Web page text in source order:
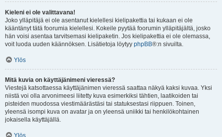
Kieleni ei ole valittavana!
Joko ylläpitäjä ei ole asentanut kielellesi kielipakettia tai kukaan ei ole
kääntänyt tätä foorumia kielellesi. Kokeile pyytää foorumin ylläpitäjältä, josko
hän voisi asentaa tarvitsemasi kielipaketin. Jos kielipakettia ei ole olemassa,
voit luoda uuden käännöksen. Lisätietoja löytyy phpBB®:n sivuilta.
Ylös
Mitä kuvia on käyttäjänimeni vieressä?
Viestejä katsottaessa käyttäjänimen vieressä saattaa näkyä kaksi kuvaa. Yksi
niistä voi olla arvonimeesi liitetty kuva esimerkiksi tähtien, laatikoiden tai
pisteiden muodossa viestimäärästäsi tai statuksestasi riippuen. Toinen,
yleensä isompi kuva on avatar ja on yleensä uniikki tai henkilökohtainen
jokaisella käyttäjällä.
Ylös